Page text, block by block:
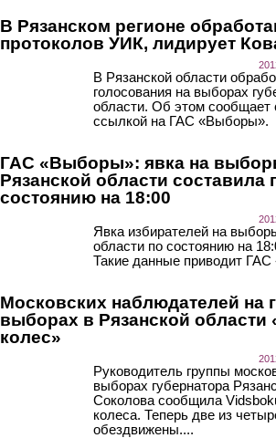
В Рязанском регионе
протоколов УИК, лидирует
В Рязанской области
голосования на выборах
области. Об этом сообщает
ссылкой на ГАС «Выборы».
ГАС «Выборы»: явка на
Рязанской области составила
состоянию на 18:00
Явка избирателей на
области по состоянию на
Такие данные приводит
Московских наблюдателей на
выборах в Рязанской области
колес»
Руководитель группы
выборах губернатора
Соколова сообщила
колеса. Теперь две из
обездвижены....